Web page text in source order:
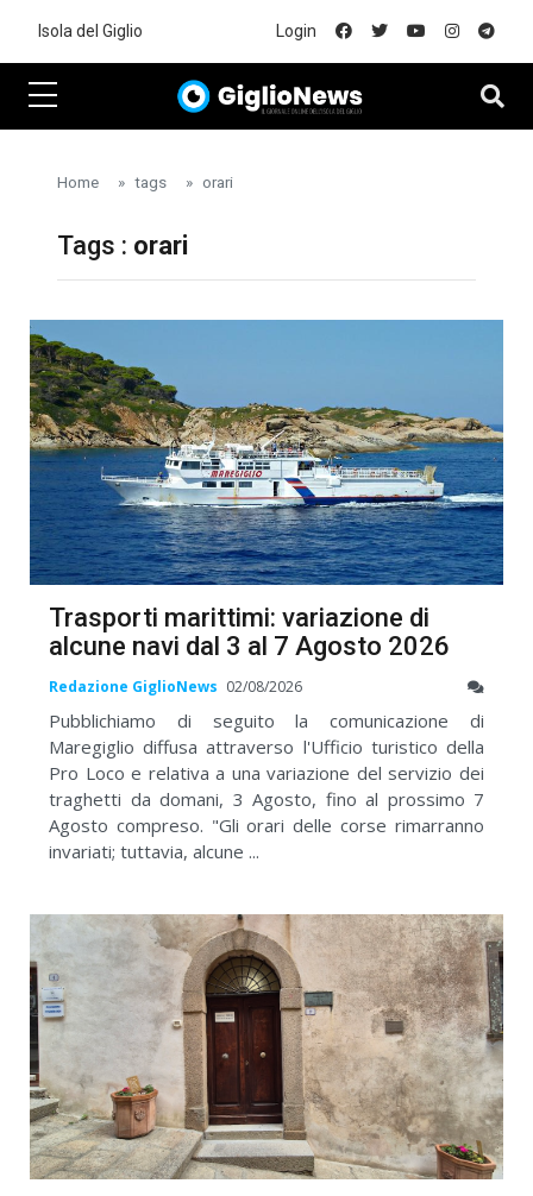
Isola del Giglio Login
Home tags orari
Tags : orari
Trasporti marittimi: variazione di
alcune navi dal 3 al 7 Agosto 2026
Redazione GiglioNews 02/08/2026
Pubblichiamo di seguito la comunicazione di
Maregiglio diffusa attraverso l'Ufficio turistico della
Pro Loco e relativa a una variazione del servizio dei
traghetti da domani, 3 Agosto, fino al prossimo 7
Agosto compreso. "Gli orari delle corse rimarranno
invariati; tuttavia, alcune ...